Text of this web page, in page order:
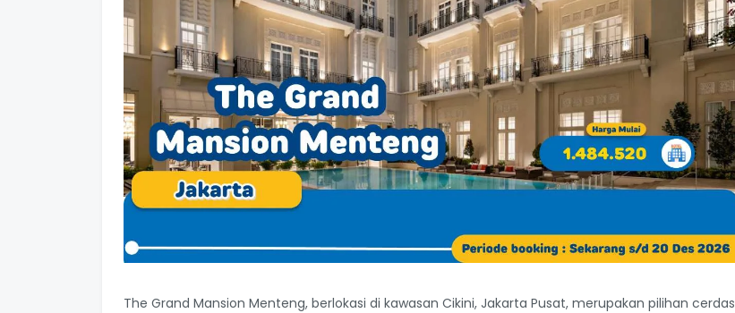
The Grand Mansion Menteng, berlokasi di kawasan Cikini, Jakarta Pusat, merupakan pilihan cerdas